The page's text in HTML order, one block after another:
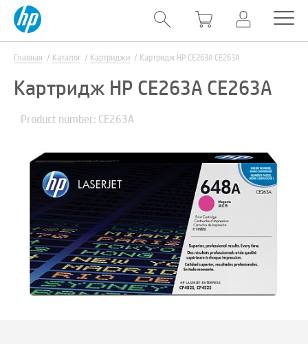
Главная Каталог Картриджи Картридж HP CE263A CE263A
Картридж HP CE263A CE263A
Product number: CE263A